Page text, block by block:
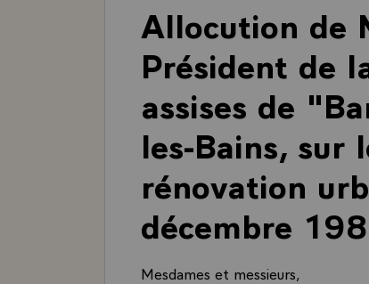
Allocution de
Président de
assises de
les-Bains, sur
rénovation
décembre
Mesdames et messieurs,